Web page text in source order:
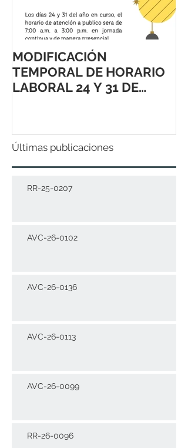
MODIFICACIÓN
TEMPORAL DE HORARIO
LABORAL 24 Y 31 DE
Últimas publicaciones
RR-25-0207
AVC-26-0102
AVC-26-0136
AVC-26-0113
AVC-26-0099
RR-26-0096